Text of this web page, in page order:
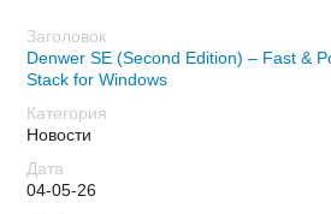
Denwer SE (Second Edition) – Fast &
Stack for Windows
Новости
04-05-26